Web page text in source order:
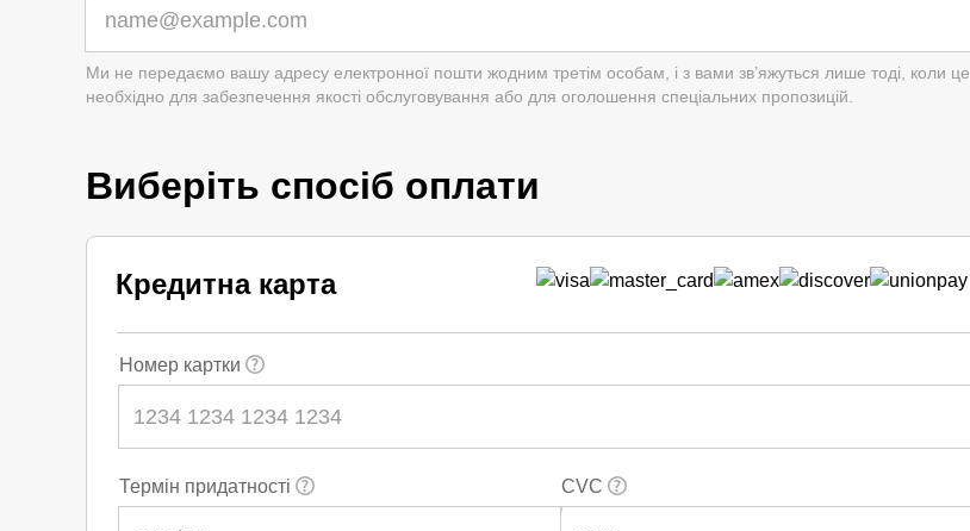
Ми не передаємо вашу адресу електронної пошти жодним третім особам, і з вами зв’яжуться лише тоді, коли це
необхідно для забезпечення якості обслуговування або для оголошення спеціальних пропозицій.
Виберіть спосіб оплати
Кредитна карта
Номер картки
Термін придатності CVC